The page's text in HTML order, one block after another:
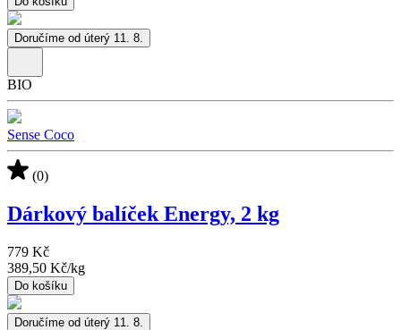
Doručíme od úterý 11. 8.
BIO
Sense Coco
(0)
Dárkový balíček Energy, 2 kg
779 Kč
389,50 Kč/kg
Do košíku
Doručíme od úterý 11. 8.